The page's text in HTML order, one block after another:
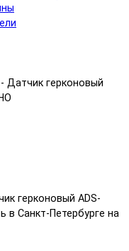
Датчик герконовый
герконовый ADS-
Санкт-Петербурге на